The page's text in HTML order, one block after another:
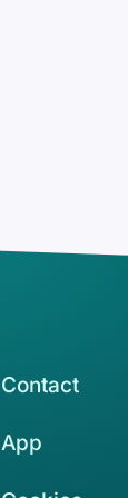
Contact
App